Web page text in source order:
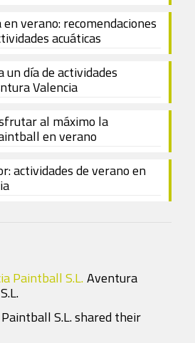
verano: recomendaciones
acuáticas
un día de actividades
Valencia
al máximo la
en verano
actividades de verano en
Aventura
S.L. shared their